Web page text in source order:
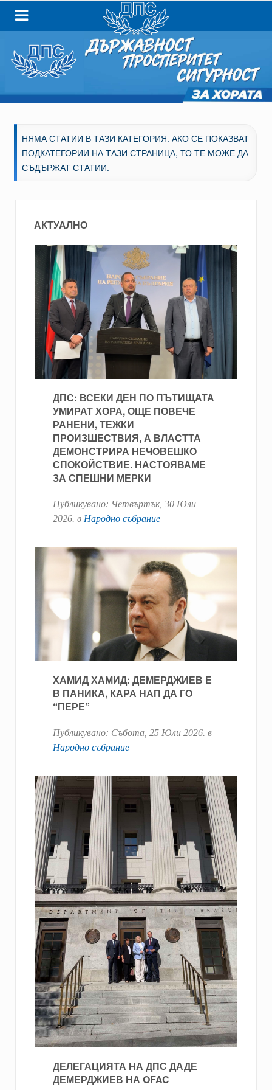
НЯМА СТАТИИ В ТАЗИ КАТЕГОРИЯ. АКО СЕ ПОКАЗВАТ
ПОДКАТЕГОРИИ НА ТАЗИ СТРАНИЦА, ТО ТЕ МОЖЕ ДА
СЪДЪРЖАТ СТАТИИ.
АКТУАЛНО
ДПС: ВСЕКИ ДЕН ПО ПЪТИЩАТА
УМИРАТ ХОРА, ОЩЕ ПОВЕЧЕ
РАНЕНИ, ТЕЖКИ
ПРОИЗШЕСТВИЯ, А ВЛАСТТА
ДЕМОНСТРИРА НЕЧОВЕШКО
СПОКОЙСТВИЕ. НАСТОЯВАМЕ
ЗА СПЕШНИ МЕРКИ
Публикувано: Четвъртък, 30 Юли
2026. в Народно събрание
ХАМИД ХАМИД: ДЕМЕРДЖИЕВ Е
В ПАНИКА, КАРА НАП ДА ГО
“ПЕРЕ”
Публикувано: Събота, 25 Юли 2026. в
Народно събрание
ДЕЛЕГАЦИЯТА НА ДПС ДАДЕ
ДЕМЕРДЖИЕВ НА OFAC